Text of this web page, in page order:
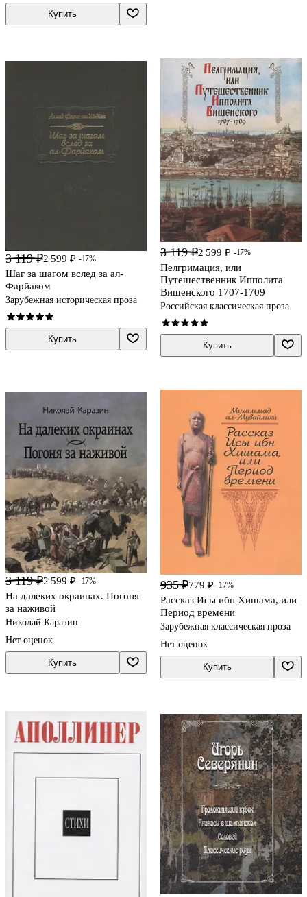
Купить
3 119 ₽2 599 ₽ -17%
Шаг за шагом вслед за ал-
Фарйаком
Зарубежная историческая проза
Купить
3 119 ₽2 599 ₽ -17%
Пелгримация, или
Путешественник Ипполита
Вишенского 1707-1709
Российская классическая проза
Купить
3 119 ₽2 599 ₽ -17%
На далеких окраинах. Погоня
за наживой
Николай Каразин
Нет оценок
Купить
935 ₽779 ₽ -17%
Рассказ Исы ибн Хишама, или
Период времени
Зарубежная классическая проза
Нет оценок
Купить